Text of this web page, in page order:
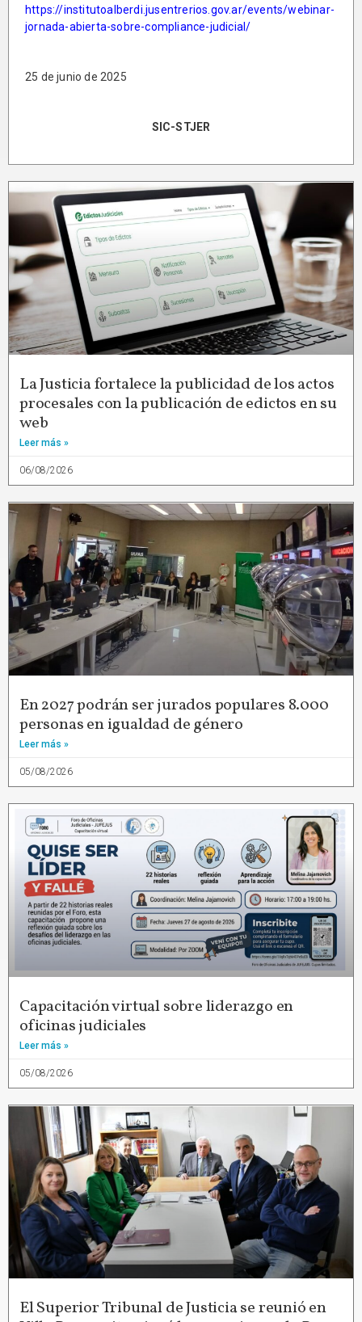
https://institutoalberdi.jusentrerios.gov.ar/events/webinar-
jornada-abierta-sobre-compliance-judicial/
25 de junio de 2025
SIC-STJER
La Justicia fortalece la publicidad de los actos
procesales con la publicación de edictos en su
web
Leer más »
06/08/2026
En 2027 podrán ser jurados populares 8.000
personas en igualdad de género
Leer más »
05/08/2026
Capacitación virtual sobre liderazgo en
oficinas judiciales
Leer más »
05/08/2026
El Superior Tribunal de Justicia se reunió en